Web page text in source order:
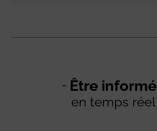
Être informé
en temps réel